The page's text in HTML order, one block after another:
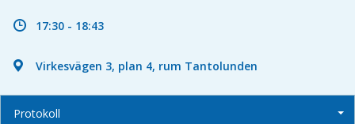
17:30 - 18:43
Virkesvägen 3, plan 4, rum Tantolunden
Protokoll